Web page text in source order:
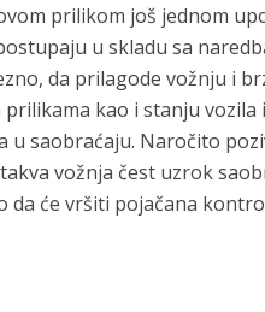
prilikom još jednom
u skladu sa
da prilagode vožnju i
kao i stanju
saobraćaju. Naročito
vožnja čest uzrok
da će vršiti pojačana